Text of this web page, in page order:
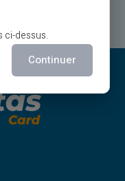
ci-dessus.
Continuer